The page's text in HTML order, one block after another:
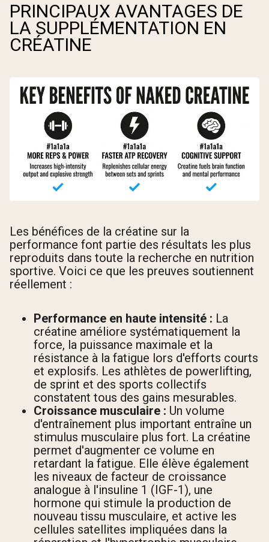
PRINCIPAUX AVANTAGES DE
LA SUPPLÉMENTATION EN
CRÉATINE
Les bénéfices de la créatine sur la
performance font partie des résultats les plus
reproduits dans toute la recherche en nutrition
sportive. Voici ce que les preuves soutiennent
réellement :
Performance en haute intensité : La
créatine améliore systématiquement la
force, la puissance maximale et la
résistance à la fatigue lors d'efforts courts
et explosifs. Les athlètes de powerlifting,
de sprint et des sports collectifs
constatent tous des gains mesurables.
Croissance musculaire : Un volume
d'entraînement plus important entraîne un
stimulus musculaire plus fort. La créatine
permet d'augmenter ce volume en
retardant la fatigue. Elle élève également
les niveaux de facteur de croissance
analogue à l'insuline 1 (IGF-1), une
hormone qui stimule la production de
nouveau tissu musculaire, et active les
cellules satellites impliquées dans la